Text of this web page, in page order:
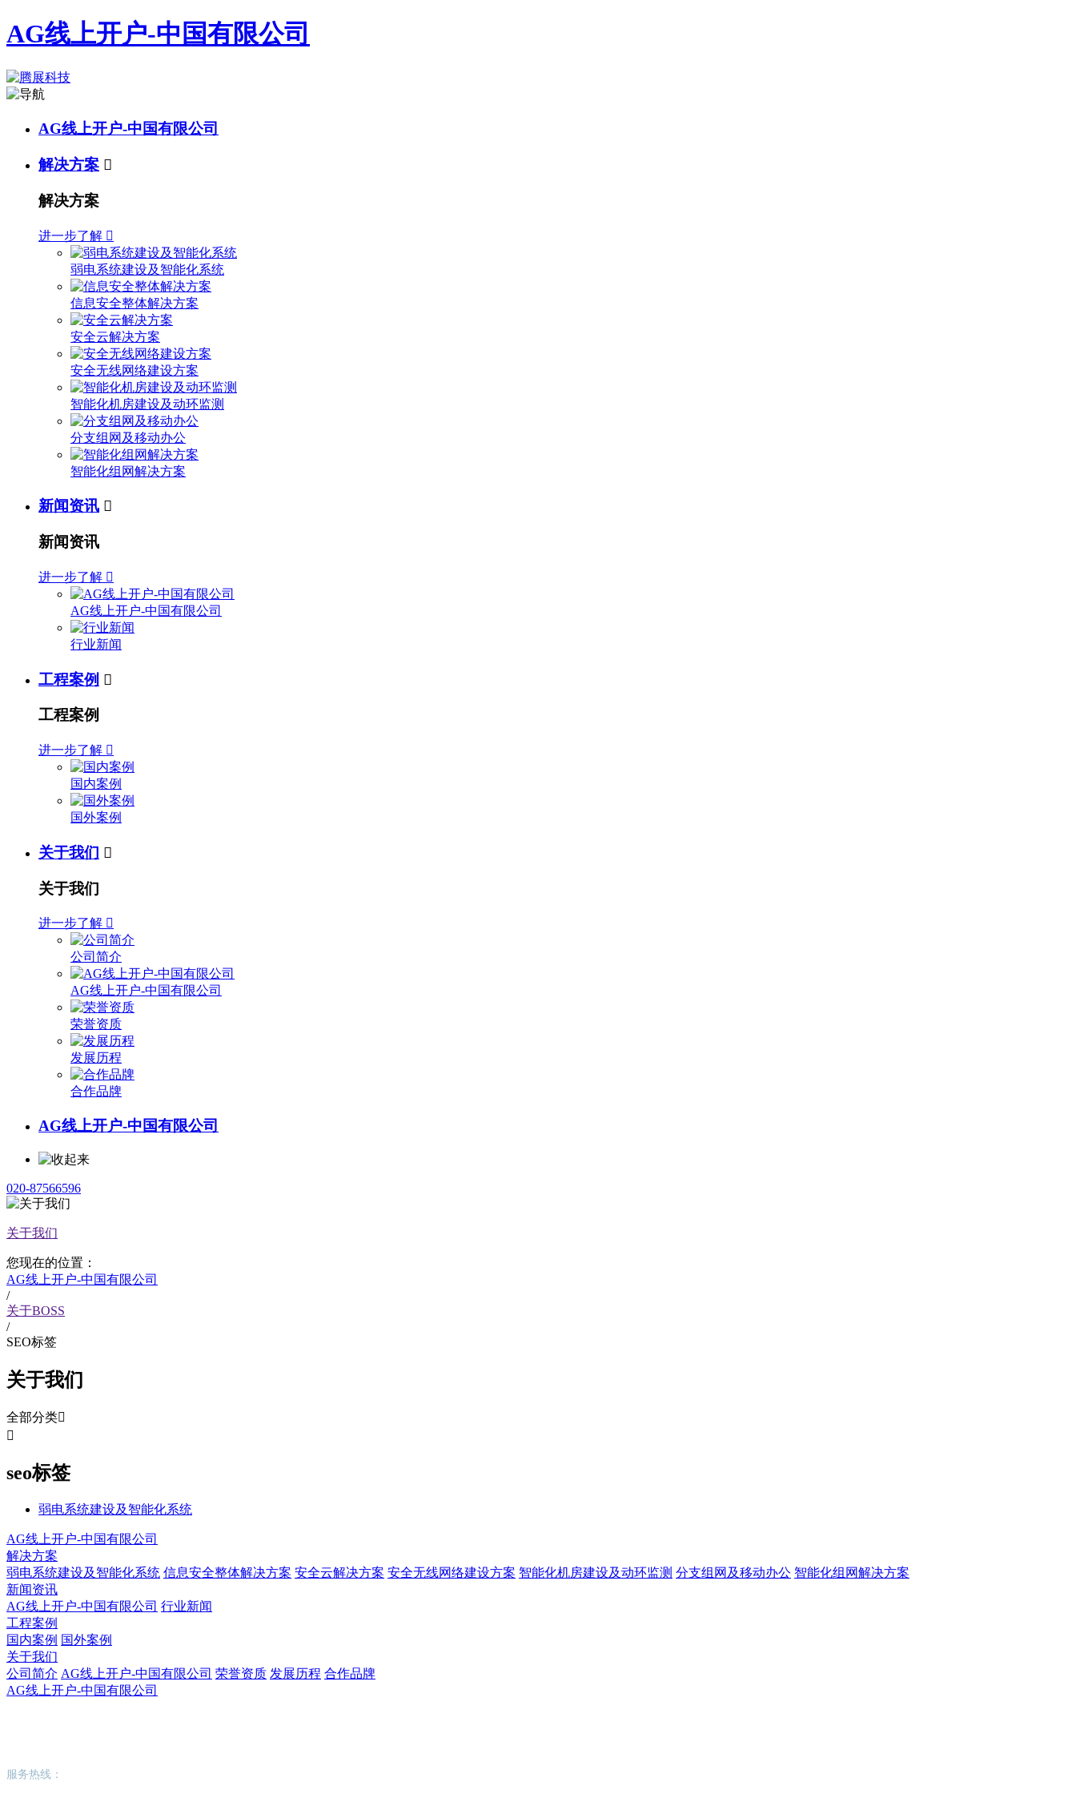
AG线上开户-中国有限公司
AG线上开户-中国有限公司
解决方案 
解决方案
进一步了解 
弱电系统建设及智能化系统
信息安全整体解决方案
安全云解决方案
安全无线网络建设方案
智能化机房建设及动环监测
分支组网及移动办公
智能化组网解决方案
新闻资讯 
新闻资讯
进一步了解 
AG线上开户-中国有限公司
行业新闻
工程案例 
工程案例
进一步了解 
国内案例
国外案例
关于我们 
关于我们
进一步了解 
公司简介
AG线上开户-中国有限公司
荣誉资质
发展历程
合作品牌
AG线上开户-中国有限公司
020-87566596
关于我们
您现在的位置：
AG线上开户-中国有限公司
/
关于BOSS
/
SEO标签
关于我们
全部分类

seo标签
弱电系统建设及智能化系统
AG线上开户-中国有限公司
解决方案
弱电系统建设及智能化系统 信息安全整体解决方案 安全云解决方案 安全无线网络建设方案 智能化机房建设及动环监测 分支组网及移动办公 智能化组网解决方案
新闻资讯
AG线上开户-中国有限公司 行业新闻
工程案例
国内案例 国外案例
关于我们
公司简介 AG线上开户-中国有限公司 荣誉资质 发展历程 合作品牌
AG线上开户-中国有限公司
服务热线：